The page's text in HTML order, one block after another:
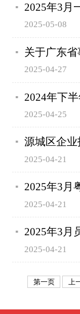
2025年3月
2025-05-08
关于广东省
2025-04-27
2024年下
2025-04-25
源城区企
2025-04-21
2025年3月
2025-04-21
2025年3月
2025-04-21
第一页 上